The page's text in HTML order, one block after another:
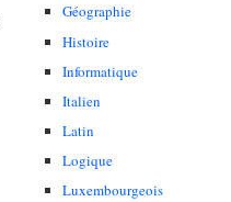
Géographie
Histoire
Informatique
Italien
Latin
Logique
Luxembourgeois